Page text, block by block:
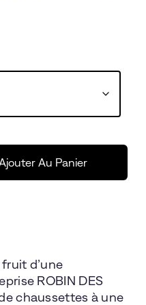
Au Panier
d’une
ROBIN DES
chaussettes à une